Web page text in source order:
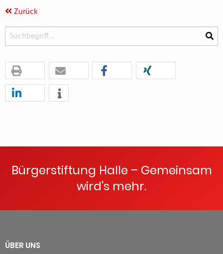
Zurück
Bürgerstiftung Halle – Gemeinsam
wird's mehr.
ÜBER UNS